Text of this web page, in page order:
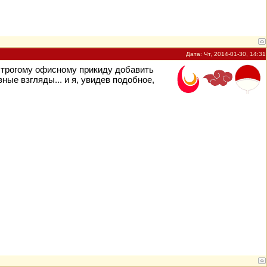
Дата: Чт, 2014-01-30, 14:31
офисному прикиду добавить
взгляды... и я, увидев подобное,